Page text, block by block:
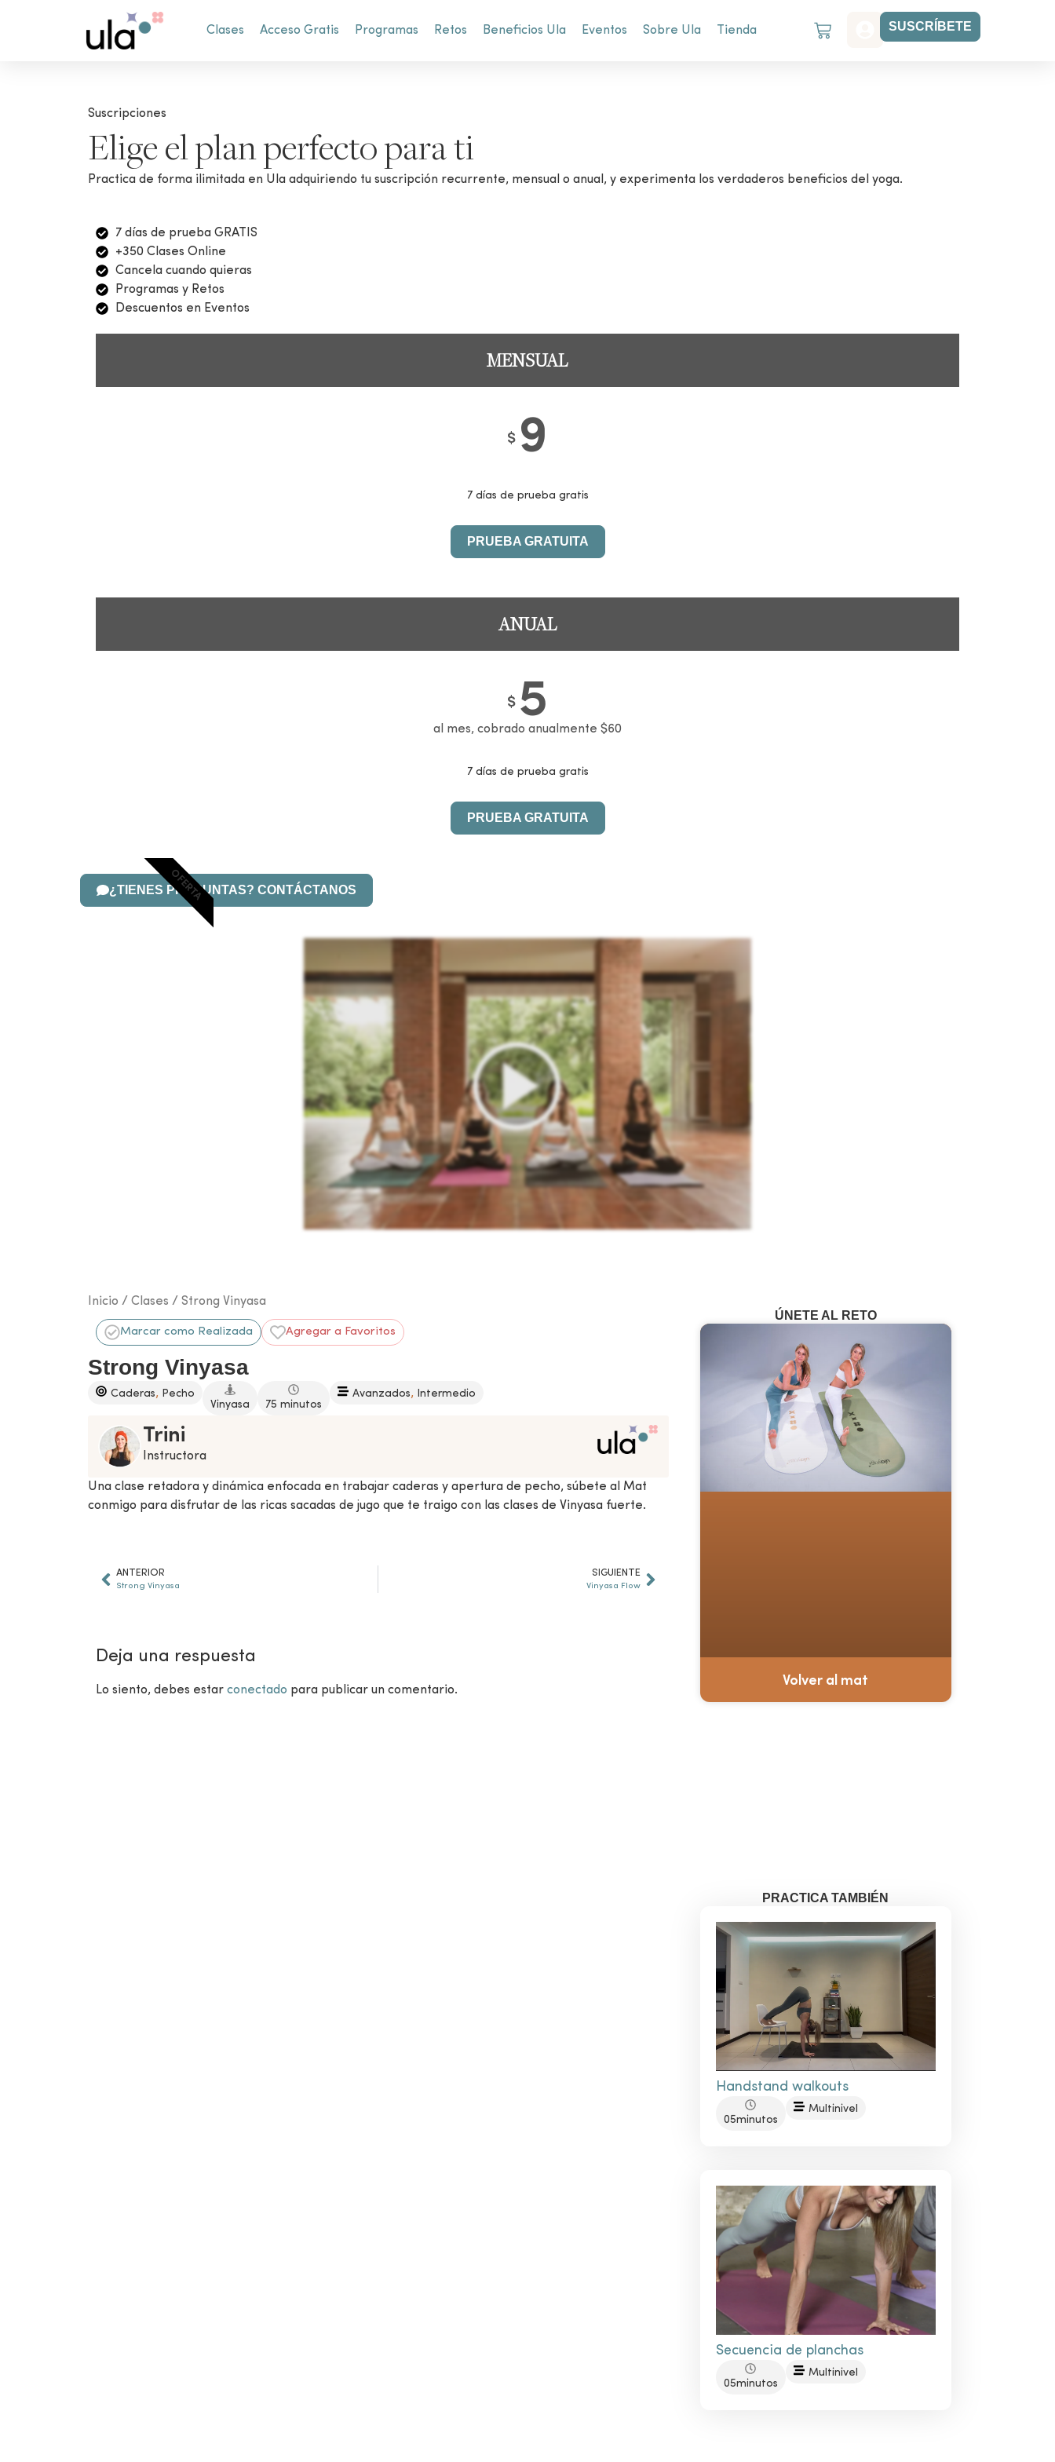
Clases Acceso Gratis Programas Retos Beneficios Ula Eventos Sobre Ula Tienda SUSCRÍBETE
Suscripciones
Elige el plan perfecto para ti
Practica de forma ilimitada en Ula adquiriendo tu suscripción recurrente, mensual o anual, y experimenta los verdaderos beneficios del yoga.
7 días de prueba GRATIS
+350 Clases Online
Cancela cuando quieras
Programas y Retos
Descuentos en Eventos
MENSUAL
$ 9
7 días de prueba gratis
PRUEBA GRATUITA
ANUAL
$ 5
al mes, cobrado anualmente $60
7 días de prueba gratis
PRUEBA GRATUITA
OFERTA
¿TIENES PREGUNTAS? CONTÁCTANOS
Inicio / Clases / Strong Vinyasa
Marcar como Realizada Agregar a Favoritos
Strong Vinyasa
Caderas, Pecho
Vinyasa
75 minutos
Avanzados, Intermedio
Trini
Instructora
Una clase retadora y dinámica enfocada en trabajar caderas y apertura de pecho, súbete al Mat
conmigo para disfrutar de las ricas sacadas de jugo que te traigo con las clases de Vinyasa fuerte.
ANTERIOR
Strong Vinyasa
SIGUIENTE
Vinyasa Flow
Deja una respuesta
Lo siento, debes estar conectado para publicar un comentario.
ÚNETE AL RETO
Volver al mat
PRACTICA TAMBIÉN
Handstand walkouts
05minutos
Multinivel
Secuencia de planchas
05minutos
Multinivel